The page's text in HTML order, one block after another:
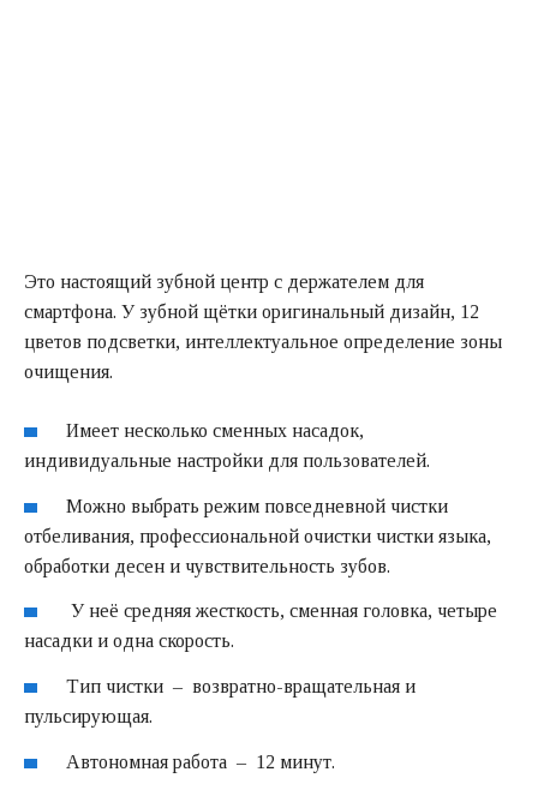
Это настоящий зубной центр с держателем для
смартфона. У зубной щётки оригинальный дизайн, 12
цветов подсветки, интеллектуальное определение зоны
очищения.
Имеет несколько сменных насадок,
индивидуальные настройки для пользователей.
Можно выбрать режим повседневной чистки
отбеливания, профессиональной очистки чистки языка,
обработки десен и чувствительность зубов.
У неё средняя жесткость, сменная головка, четыре
насадки и одна скорость.
Тип чистки – возвратно-вращательная и
пульсирующая.
Автономная работа – 12 минут.